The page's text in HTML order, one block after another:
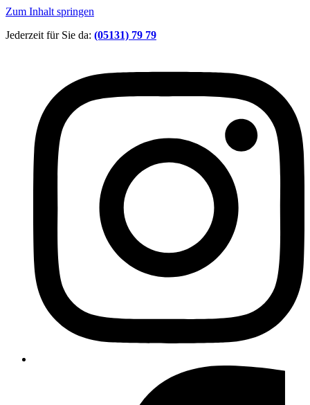
Zum Inhalt springen
Jederzeit für Sie da: (05131) 79 79